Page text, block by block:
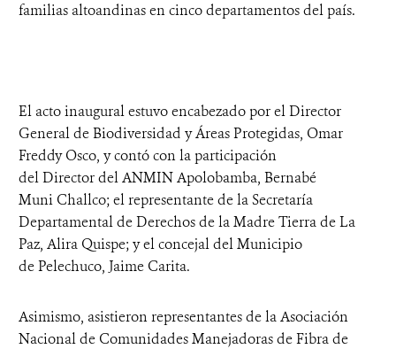
familias altoandinas en cinco departamentos del país.
El acto inaugural estuvo encabezado por el Director
General de Biodiversidad y Áreas Protegidas, Omar
Freddy Osco, y contó con la participación
del Director del ANMIN Apolobamba, Bernabé
Muni Challco; el representante de la Secretaría
Departamental de Derechos de la Madre Tierra de La
Paz, Alira Quispe; y el concejal del Municipio
de Pelechuco, Jaime Carita.
Asimismo, asistieron representantes de la Asociación
Nacional de Comunidades Manejadoras de Fibra de